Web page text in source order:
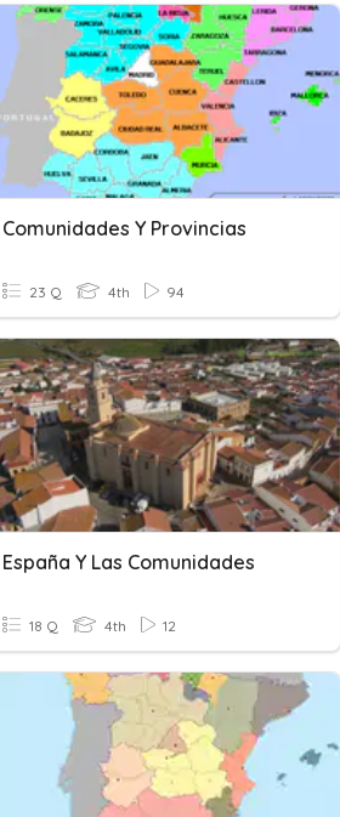
Comunidades Y Provincias
23 Q 4th 94
España Y Las Comunidades
18 Q 4th 12